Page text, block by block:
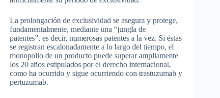
La prolongación de exclusividad se asegura y protege,
fundamentalmente, mediante una “jungla de
patentes”, es decir, numerosas patentes a la vez. Si éstas
se registran escalonadamente a lo largo del tiempo, el
monopolio de un producto puede superar ampliamente
los 20 años estipulados por el derecho internacional,
como ha ocurrido y sigue ocurriendo con trastuzumab y
pertuzumab.